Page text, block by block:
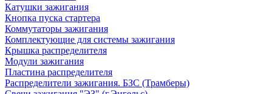
Катушки зажигания
Кнопка пуска стартера
Коммутаторы зажигания
Комплектующие для системы зажигания
Крышка распределителя
Модули зажигания
Пластина распределителя
Распределители зажигания. БЗС (Трамберы)